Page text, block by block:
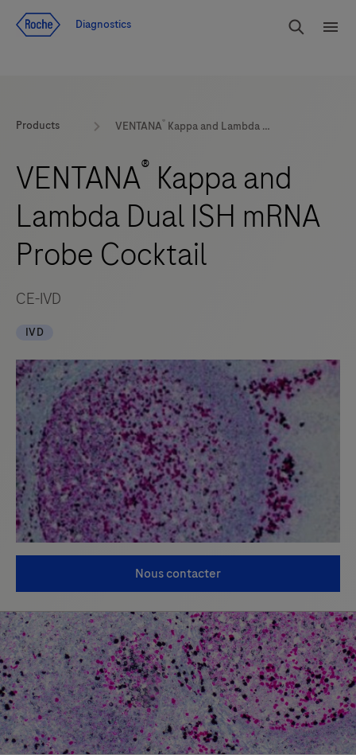
Diagnostics
Products VENTANA® Kappa and Lambda Dual ISH mRNA Probe Cocktail
VENTANA® Kappa and
Lambda Dual ISH mRNA
Probe Cocktail
CE-IVD
IVD
Nous contacter